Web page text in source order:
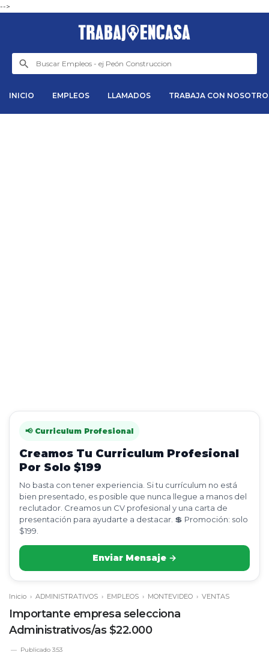
-->
INICIO EMPLEOS LLAMADOS TRABAJA CON
📢 Curriculum Profesional
Creamos Tu Curriculum Profesional
Por Solo $199
No basta con tener experiencia. Si tu currículum no está
bien presentado, es posible que nunca llegue a manos del
reclutador. Creamos un CV profesional y una carta de
presentación para ayudarte a destacar. 💲 Promoción: solo
$199.
Enviar Mensaje →
Inicio › ADMINISTRATIVOS › EMPLEOS › MONTEVIDEO › VENTAS
Importante empresa selecciona
Administrativos/as $22.000
Publicado 3:53